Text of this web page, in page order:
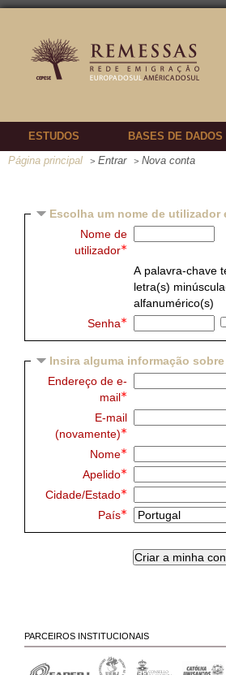
ESTUDOS BASES DE DADOS
Página principal
> Entrar > Nova conta
Escolha um nome de utilizador
Nome de
utilizador
A palavra-chave
letra(s)
alfanumérico(s)
Senha
Insira alguma informação
Endereço de e-
mail
E-mail
(novamente)
Nome
Apelido
Cidade/Estado
País
PARCEIROS INSTITUCIONAIS